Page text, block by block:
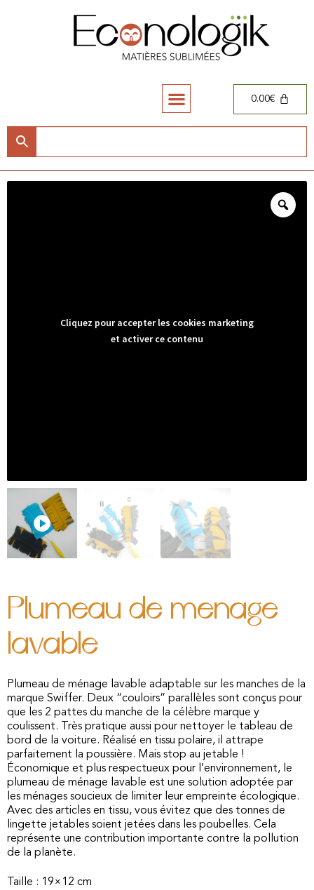
0.00€
Cliquez pour accepter les cookies marketing
et activer ce contenu
Plumeau de ménage
lavable
Plumeau de ménage lavable adaptable sur les manches de la
marque Swiffer. Deux “couloirs” parallèles sont conçus pour
que les 2 pattes du manche de la célèbre marque y
coulissent. Très pratique aussi pour nettoyer le tableau de
bord de la voiture. Réalisé en tissu polaire, il attrape
parfaitement la poussière. Mais stop au jetable !
Économique et plus respectueux pour l’environnement, le
plumeau de ménage lavable est une solution adoptée par
les ménages soucieux de limiter leur empreinte écologique.
Avec des articles en tissu, vous évitez que des tonnes de
lingette jetables soient jetées dans les poubelles. Cela
représente une contribution importante contre la pollution
de la planète.
Taille : 19×12 cm